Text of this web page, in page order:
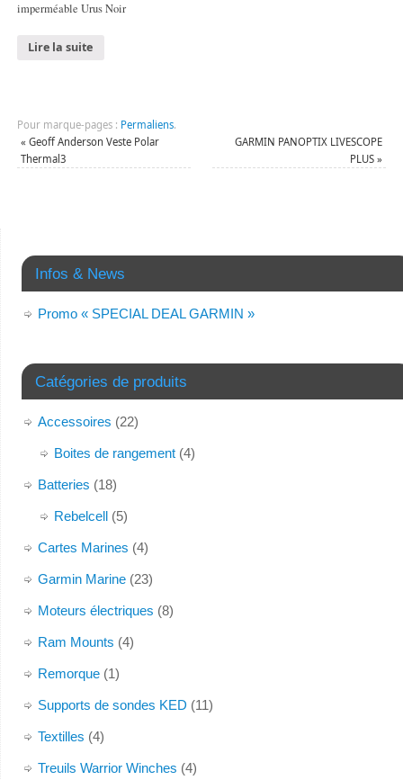
imperméable Urus Noir
Lire la suite
Pour marque-pages : Permaliens.
« Geoff Anderson Veste Polar
Thermal3
GARMIN PANOPTIX LIVESCOPE
PLUS»
Infos & News
Promo « SPECIAL DEAL GARMIN »
Catégories de produits
Accessoires (22)
Boites de rangement (4)
Batteries (18)
Rebelcell (5)
Cartes Marines (4)
Garmin Marine (23)
Moteurs électriques (8)
Ram Mounts (4)
Remorque (1)
Supports de sondes KED (11)
Textilles (4)
Treuils Warrior Winches (4)